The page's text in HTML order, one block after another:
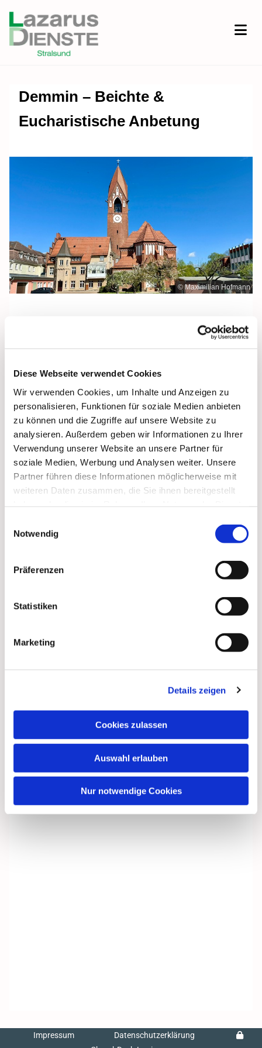
Diese Webseite verwendet Cookies
Wir verwenden Cookies, um Inhalte und Anzeigen zu
personalisieren, Funktionen für soziale Medien anbieten
zu können und die Zugriffe auf unsere Website zu
analysieren. Außerdem geben wir Informationen zu Ihrer
Verwendung unserer Website an unsere Partner für
soziale Medien, Werbung und Analysen weiter. Unsere
Partner führen diese Informationen möglicherweise mit
weiteren Daten zusammen, die Sie ihnen bereitgestellt
Notwendig
Präferenzen
Statistiken
Marketing
Details zeigen
Cookies zulassen
Auswahl erlauben
Nur notwendige Cookies
Demmin – Beichte &
Eucharistische Anbetung
© Maximilian Hofmann
Freitag, 15. Januar 2027, 09:30 Uhr
Maria Rosenkranzkönigin, Demmin,
Reiferstraße 2A, 17109 Demmin
Dies könnte Sie auch
interessieren
Impressum
Datenschutzerklärung